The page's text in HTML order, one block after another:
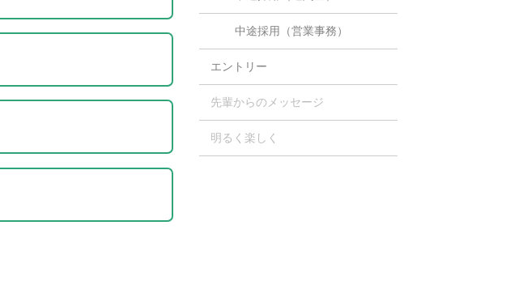
中途採用（営業事務）
エントリー
先輩からのメッセージ
明るく楽しく